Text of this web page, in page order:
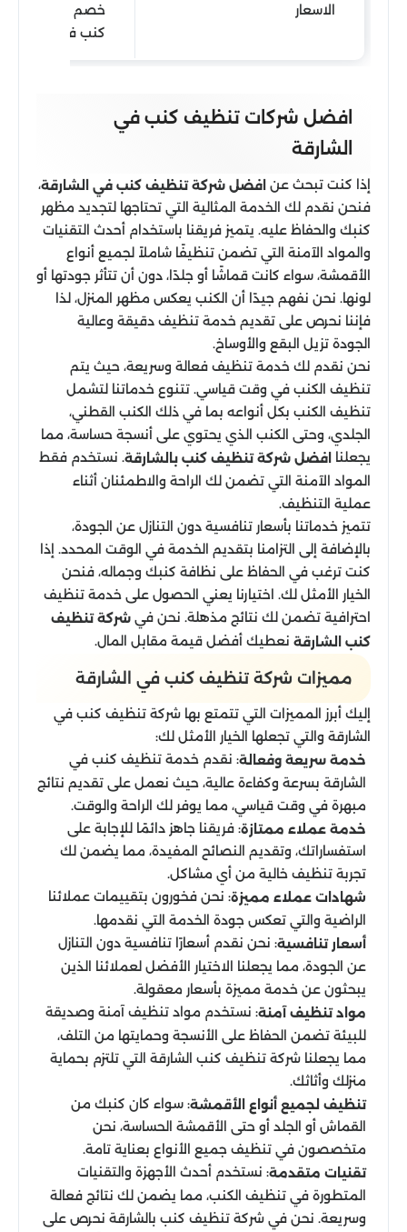
الاسعار
كنب في الشارقة
افضل شركات تنظيف كنب في
الشارقة
إذا كنت تبحث عن افضل شركة تنظيف كنب في الشارقة،
فنحن نقدم لك الخدمة المثالية التي تحتاجها لتجديد مظهر
كنبك والحفاظ عليه. يتميز فريقنا باستخدام أحدث التقنيات
والمواد الآمنة التي تضمن تنظيفًا شاملاً لجميع أنواع
الأقمشة، سواء كانت قماشًا أو جلدًا، دون أن تتأثر جودتها أو
لونها. نحن نفهم جيدًا أن الكنب يعكس مظهر المنزل، لذا
فإننا نحرص على تقديم خدمة تنظيف دقيقة وعالية
الجودة تزيل البقع والأوساخ.
نحن نقدم لك خدمة تنظيف فعالة وسريعة، حيث يتم
تنظيف الكنب في وقت قياسي. تتنوع خدماتنا لتشمل
تنظيف الكنب بكل أنواعه بما في ذلك الكنب القطني،
الجلدي، وحتى الكنب الذي يحتوي على أنسجة حساسة، مما
يجعلنا افضل شركة تنظيف كنب بالشارقة. نستخدم فقط
المواد الآمنة التي تضمن لك الراحة والاطمئنان أثناء
عملية التنظيف.
تتميز خدماتنا بأسعار تنافسية دون التنازل عن الجودة،
بالإضافة إلى التزامنا بتقديم الخدمة في الوقت المحدد. إذا
كنت ترغب في الحفاظ على نظافة كنبك وجماله، فنحن
الخيار الأمثل لك. اختيارنا يعني الحصول على خدمة تنظيف
احترافية تضمن لك نتائج مذهلة. نحن في شركة تنظيف
كنب الشارقة نعطيك أفضل قيمة مقابل المال.
مميزات شركة تنظيف كنب في الشارقة
إليك أبرز المميزات التي تتمتع بها شركة تنظيف كنب في
الشارقة والتي تجعلها الخيار الأمثل لك:
خدمة سريعة وفعالة: نقدم خدمة تنظيف كنب في
الشارقة بسرعة وكفاءة عالية، حيث نعمل على تقديم نتائج
مبهرة في وقت قياسي، مما يوفر لك الراحة والوقت.
خدمة عملاء ممتازة: فريقنا جاهز دائمًا للإجابة على
استفساراتك، وتقديم النصائح المفيدة، مما يضمن لك
تجربة تنظيف خالية من أي مشاكل.
شهادات عملاء مميزة: نحن فخورون بتقييمات عملائنا
الراضية والتي تعكس جودة الخدمة التي نقدمها.
أسعار تنافسية: نحن نقدم أسعارًا تنافسية دون التنازل
عن الجودة، مما يجعلنا الاختيار الأفضل لعملائنا الذين
يبحثون عن خدمة مميزة بأسعار معقولة.
مواد تنظيف آمنة: نستخدم مواد تنظيف آمنة وصديقة
للبيئة تضمن الحفاظ على الأنسجة وحمايتها من التلف،
مما يجعلنا شركة تنظيف كنب الشارقة التي تلتزم بحماية
منزلك وأثاثك.
تنظيف لجميع أنواع الأقمشة: سواء كان كنبك من
القماش أو الجلد أو حتى الأقمشة الحساسة، نحن
متخصصون في تنظيف جميع الأنواع بعناية تامة.
تقنيات متقدمة: نستخدم أحدث الأجهزة والتقنيات
المتطورة في تنظيف الكنب، مما يضمن لك نتائج فعالة
وسريعة. نحن في شركة تنظيف كنب بالشارقة نحرص على